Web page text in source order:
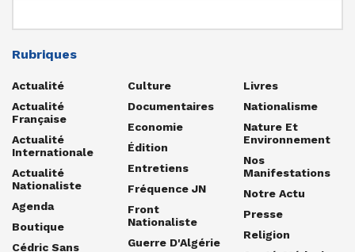
Rubriques
Actualité
Actualité
Française
Actualité
Internationale
Actualité
Nationaliste
Agenda
Boutique
Cédric Sans
Culture
Documentaires
Economie
Édition
Entretiens
Fréquence JN
Front
Nationaliste
Guerre D'Algérie
Livres
Nationalisme
Nature Et
Environnement
Nos
Manifestations
Notre Actu
Presse
Religion